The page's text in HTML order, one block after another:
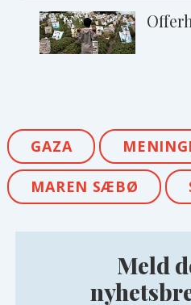
GAZA
MAREN SÆBØ
Meld